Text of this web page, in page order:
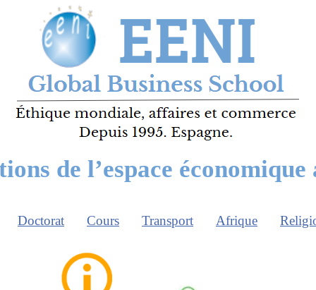
de l’espace
Doctorat Cours Transport Afrique